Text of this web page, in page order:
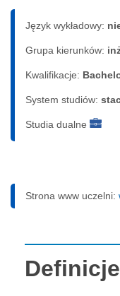
Język wykładowy:
Grupa kierunków:
Kwalifikacje:
System studiów:
Studia dualne
Strona www uczelni: